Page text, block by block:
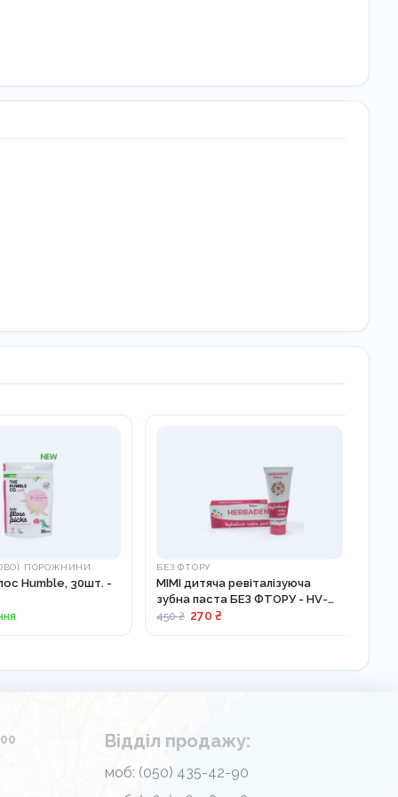
ПОРОЖНИНИ
Humble, 30шт. -
БЕЗ ФТОРУ
MIMI дитяча ревіталізуюча
зубна паста БЕЗ ФТОРУ - HV-
128
450 ₴ 270 ₴
Відділ продажу:
моб: (050) 435-42-90